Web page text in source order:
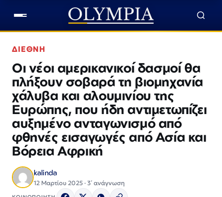
ΔΙΕΘΝΗ
Οι νέοι αμερικανικοί δασμοί θα
πλήξουν σοβαρά τη βιομηχανία
χάλυβα και αλουμινίου της
Ευρώπης, που ήδη αντιμετωπίζει
αυξημένο ανταγωνισμό από
φθηνές εισαγωγές από Ασία και
Βόρεια Αφρική
kalinda
12 Μαρτίου 2025 · 3΄ ανάγνωση